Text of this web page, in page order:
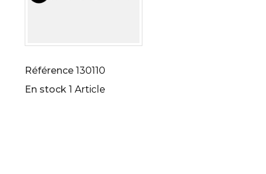
Référence 130110
En stock 1 Article